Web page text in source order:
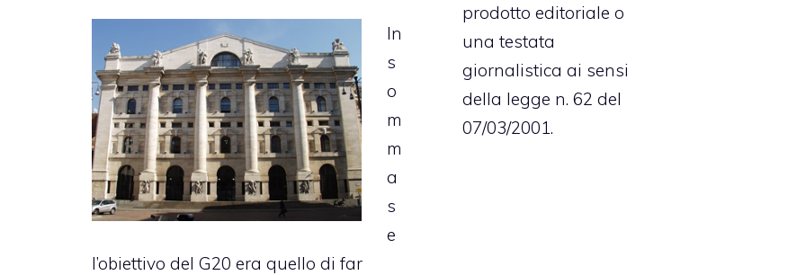
In
s
o
m
m
a
s
e
l’obiettivo del G20 era quello di far
prodotto editoriale o
una testata
giornalistica ai sensi
della legge n. 62 del
07/03/2001.